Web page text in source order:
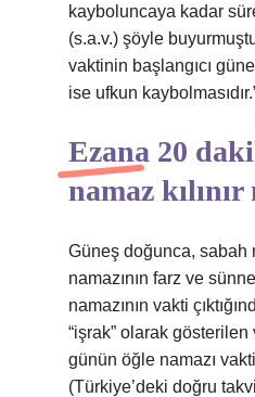
kayboluncaya kadar
(s.a.v.) şöyle
vaktinin başlangıcı
ise ufkun
Ezana 20
namaz kılınır
Güneş doğunca, sabah
namazının farz ve
namazının vakti
“işrak” olarak
günün öğle namazı
(Türkiye’deki doğru